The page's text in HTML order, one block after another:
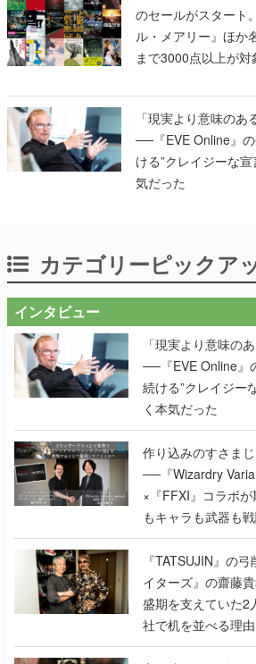
のセールがスタート
ル・メアリー』ほか
まで3000点以上が対
「現実より意味のあ
──『EVE Online』
ける”クレイジーな
気だった
カテゴリーピックア
インタビュー
「現実より意味の
──『EVE Online』
続ける”クレイジー
く本気だった
作り込みのすさま
──『Wizardry
×『FFXI』コラボ
もキャラも武器も
で作り込まれた理
く
『TATSUJIN』の
イターズ』の齋藤
盛期を支えていた2
社で机を並べる理
『TATSUJIN